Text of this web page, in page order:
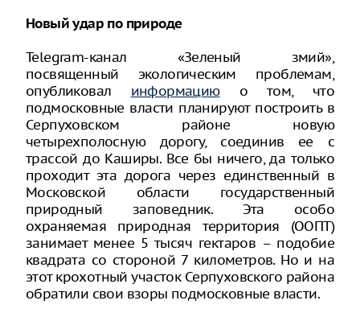
Новый удар по природе
Telegram-канал «Зеленый змий»,
посвященный экологическим проблемам,
опубликовал информациюо том, что
подмосковные власти планируют построить в
Серпуховском районе новую
четырехполосную дорогу, соединив ее с
трассой до Каширы. Все бы ничего, да только
проходит эта дорога через единственный в
Московской области государственный
природный заповедник. Эта особо
охраняемая природная территория (ООПТ)
занимает менее 5 тысяч гектаров – подобие
квадрата со стороной 7 километров. Но и на
этот крохотный участок Серпуховского района
обратили свои взоры подмосковные власти.